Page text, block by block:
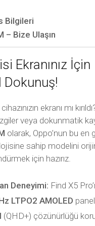
Bilgileri
– Bize Ulaşın
Ekranınız İçin
cihazınızın ekranı mı
veya dokunmatik
olarak, Oppo’nun bu en
sahip modelini
için hazırız.
Deneyimi: Find X5
LTPO2 AMOLED
(QHD+) çözünürlüğü